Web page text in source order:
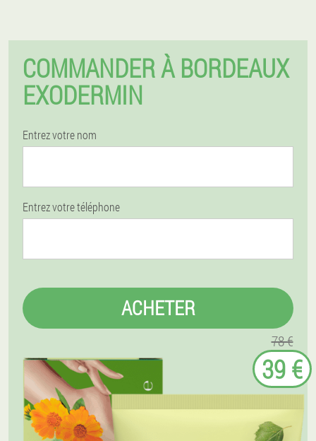
COMMANDER À BORDEAUX
EXODERMIN
Entrez votre nom
Entrez votre téléphone
ACHETER
78 €
39 €